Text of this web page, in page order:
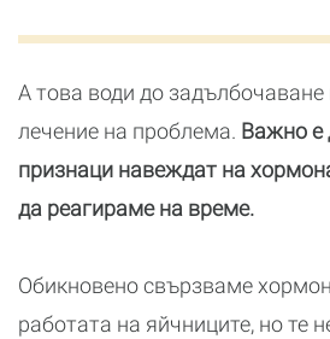
А това води до задълбочаване
лечение на проблема. Важно е
признаци навеждат на
да реагираме на време.
Обикновено свързваме
работата на яйчниците, но те